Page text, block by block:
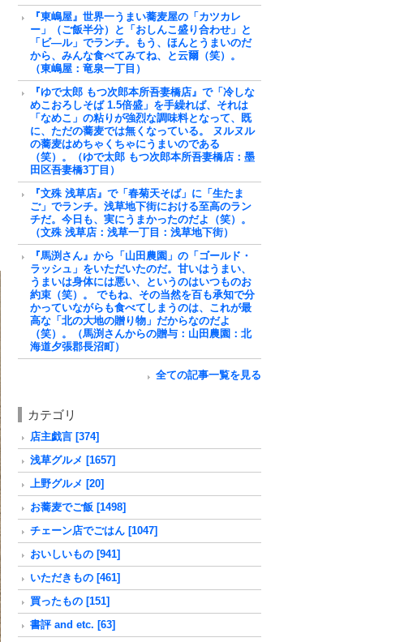
『東嶋屋』世界一うまい蕎麦屋の「カツカレ
ー」（ご飯半分）と「おしんこ盛り合わせ」と
「ビ―ル」でランチ。もう、ほんとうまいのだ
から、みんな食べてみてね、と云爾（笑）。
（東嶋屋：竜泉一丁目）
『ゆで太郎 もつ次郎本所吾妻橋店』で「冷しな
めこおろしそば 1.5倍盛」を手繰れば、それは
「なめこ」の粘りが強烈な調味料となって、既
に、ただの蕎麦では無くなっている。 ヌルヌル
の蕎麦はめちゃくちゃにうまいのである
（笑）。（ゆで太郎 もつ次郎本所吾妻橋店：墨
田区吾妻橋3丁目）
『文殊 浅草店』で「春菊天そば」に「生たま
ご」でランチ。浅草地下街における至高のラン
チだ。今日も、実にうまかったのだよ（笑）。
（文殊 浅草店：浅草一丁目：浅草地下街）
『馬渕さん』から「山田農園」の「ゴールド・
ラッシュ」をいただいたのだ。甘いはうまい、
うまいは身体には悪い、というのはいつものお
約束（笑）。 でもね、その当然を百も承知で分
かっていながらも食べてしまうのは、これが最
高な「北の大地の贈り物」だからなのだよ
（笑）。（馬渕さんからの贈与：山田農園：北
海道夕張郡長沼町）
全ての記事一覧を見る
カテゴリ
店主戯言 [374]
浅草グルメ [1657]
上野グルメ [20]
お蕎麦でご飯 [1498]
チェーン店でごはん [1047]
おいしいもの [941]
いただきもの [461]
買ったもの [151]
書評 and etc. [63]